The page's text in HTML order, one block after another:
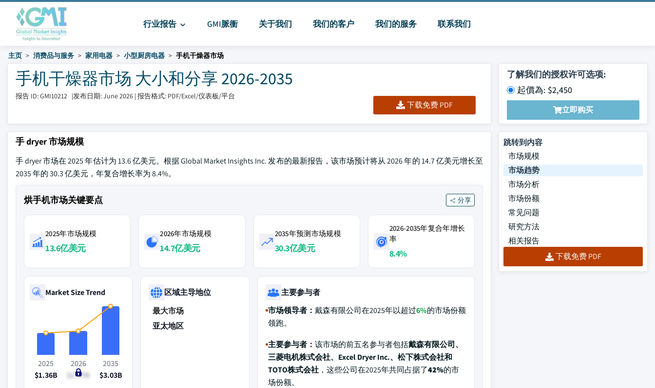
行业报告 GMI脈衝 关于我们 我们的客户 我们的服务 联系我们
主页 消费品与服务 家用电器 小型厨房电器 手机干燥器市场
手机干燥器市场 大小和分享 2026-2035
报告 ID: GMI10212 |发布日期: June 2026 | 报告格式: PDF/Excel/仪表板/平台
下载免费 PDF
了解我们的授权许可选项:
起價為: $2,450
立即购买
手 dryer 市场规模
手 dryer 市场在 2025 年估计为 13.6 亿美元。根据 Global Market Insights Inc. 发布的最新报告，该市场预计将从 2026 年的 14.7 亿美元增长至
2035 年的 30.3 亿美元，年复合增长率为 8.4%。
烘手机市场关键要点 分享
2025年市场规模
13.6亿美元
2026年市场规模
14.7亿美元
2035年预测市场规模
30.3亿美元
2026-2035年复合年增长
率
8.4%
Market Size Trend
2025
$1.36B
2026
$1.47B
2035
$3.03B
区域主导地位
最大市场
亚太地区
主要参与者
市场领导者： 戴森有限公司在2025年以超过6%的市场份额
领跑。
主要参与者： 该市场的前五名参与者包括戴森有限公司、
三菱电机株式会社、Excel Dryer Inc.、松下株式会社和
TOTO株式会社，这些公司在2025年共同占据了42%的市
场份额。
跳转到内容
市场规模
市场趋势
市场分析
市场份额
常见问题
研究方法
相关报告
下载免费 PDF